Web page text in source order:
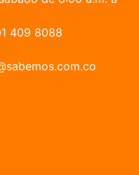
409 8088